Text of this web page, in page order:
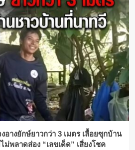
อางยักษ์ยาวกว่า 3 เมตร เลื้อยซุกบ้าน
พลาดส่อง “เลขเด็ด” เสี่ยงโชค